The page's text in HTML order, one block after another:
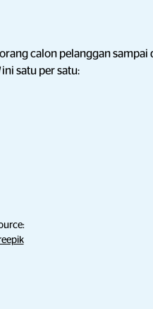
calon pelanggan sampai
ini satu per satu: